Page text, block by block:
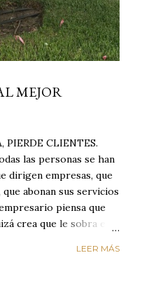
MEJOR
PIERDE CLIENTES.
las personas se han
dirigen empresas, que
abonan sus servicios
piensa que
crea que le sobra el
otros pagan mal y
servicios. Cuando una
LEER MÁS